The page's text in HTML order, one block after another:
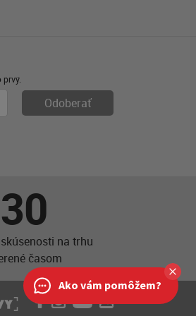
30
na trhu
časom
Ako vám pomôžem?